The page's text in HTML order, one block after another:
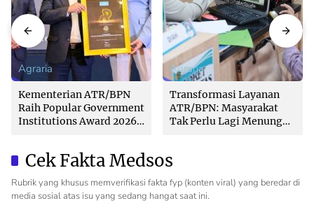
Agraria
Kementerian ATR/BPN
Raih Popular Government
Institutions Award 2026
Agraria
Transformasi Layanan
ATR/BPN: Masyarakat
Tak Perlu Lagi Menunggu
Cek Fakta Medsos
Rubrik yang khusus memverifikasi fakta fyp (konten viral) yang beredar di
media sosial atas isu yang sedang hangat saat ini.